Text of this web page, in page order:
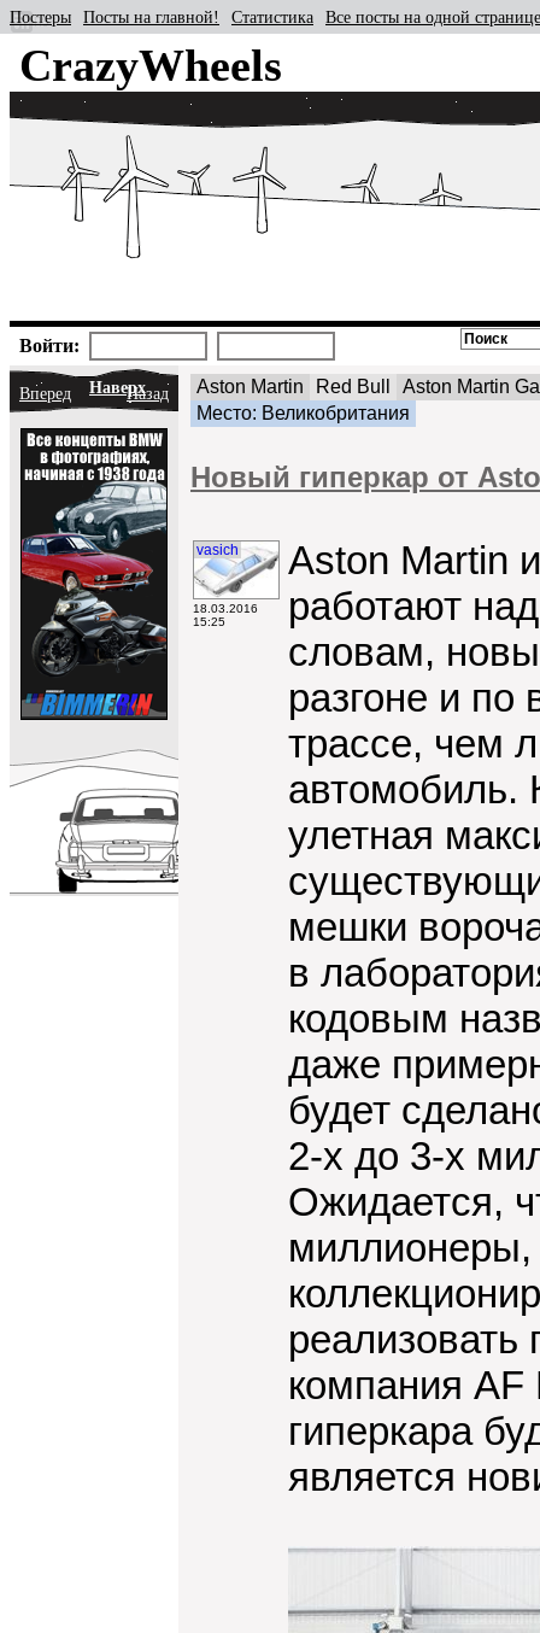
CrazyWheels
Постеры Посты на главной! Статистика Все посты на одной странице
Войти:
Вперед НаверхНазад Aston Martin Red Bull
Aston Martin
Место: Великобритания
Новый гиперкар от
vasich
18.03.2016
15:25
Aston Martin
работают
словам,
разгоне и
трассе, чем
автомобиль.
улетная
мешки
в
кодовым
даже
будет
2-х до 3-х
Ожидается,
реализовать
компания AF
гиперкара
является